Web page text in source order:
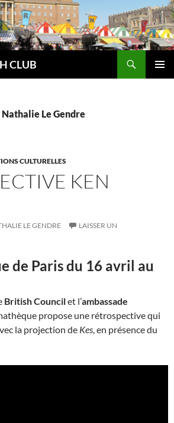
CLUB
Le Gendre
CULTURELLES
KEN
LE GENDRE
LAISSER UN
de Paris du 16 avril au
British Councilet l’ambassade
propose une rétrospective qui
la projection de Kes, en présence du